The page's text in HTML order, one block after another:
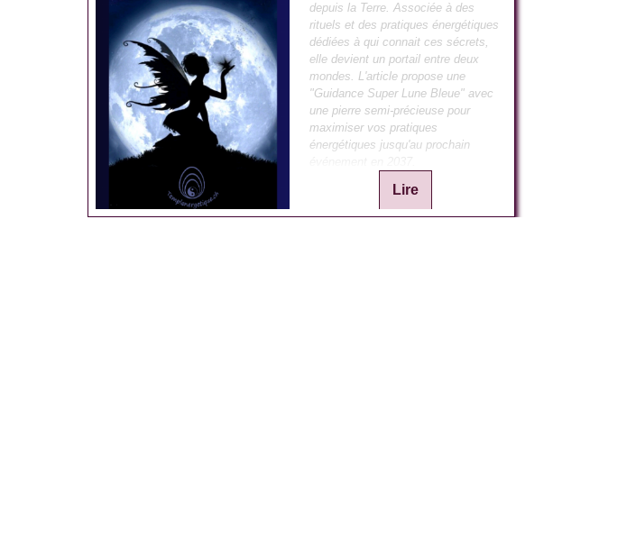
depuis la Terre. Associée à des
rituels et des pratiques énergétiques
dédiées à qui connait ces sécrets,
elle devient un portail entre deux
mondes. L'article propose une
"Guidance Super Lune Bleue" avec
une pierre semi-précieuse pour
maximiser vos pratiques
énergétiques jusqu'au prochain
Lire